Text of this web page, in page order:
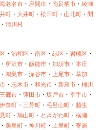
海老名市 ・ 座間市 ・ 南足柄市 ・ 綾瀬
町 ・ 大井町 ・ 松田町 ・ 山北町 ・ 開
・ 清川村
・ 浦和区 ・ 南区 ・ 緑区 ・ 岩槻区 ・
・ 所沢市 ・ 飯能市 ・ 加須市 ・ 本庄
・ 鴻巣市 ・ 深谷市 ・ 上尾市 ・ 草加
・ 志木市 ・ 和光市 ・ 新座市 ・ 桶川
三郷市 ・ 蓮田市 ・ 坂戸市 ・ 幸手市 ・
伊奈町 ・ 三芳町 ・ 毛呂山町 ・ 越生
町 ・ 鳩山町 ・ ときがわ町 ・ 横瀬
・ 美里町 ・ 神川町 ・ 上里町 ・ 寄居